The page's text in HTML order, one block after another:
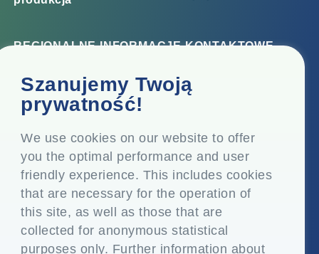
Szanujemy Twoją
prywatność!
We use cookies on our website to offer
you the optimal performance and user
friendly experience. This includes cookies
that are necessary for the operation of
this site, as well as those that are
collected for anonymous statistical
purposes only. Further information about
REGIONALNE INFORMACJE KONTAKTOWE
Biuro korporacyjne
Top Floor, Times Tower, Kamala City, Senapati Bapat
Marg, Lower Parel, Mumbai - 400 013, Maharashtra,
Siedziba
P.O. Vasind, Taluka Shahapur, Dist. Thane - 421 604,
Maharashtra Indie
+91-22-24819000